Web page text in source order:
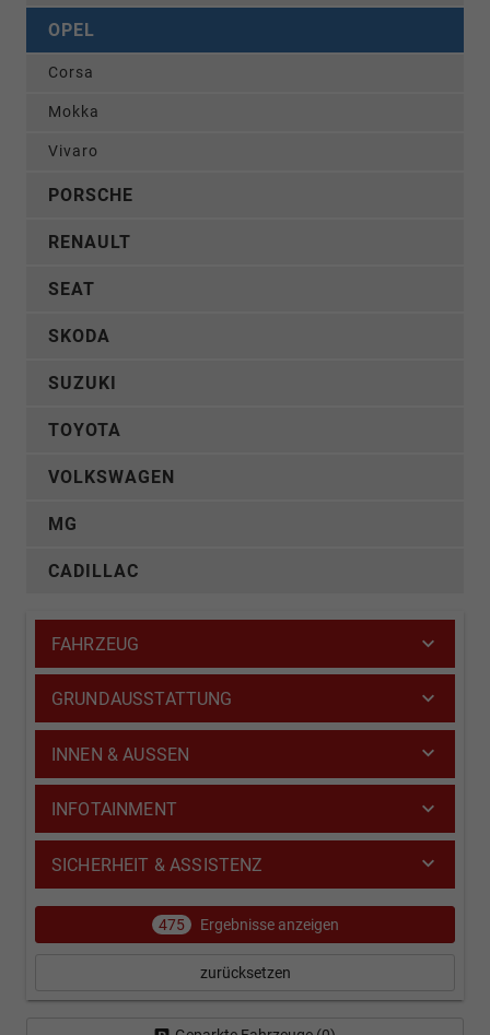
OPEL
Corsa
Mokka
Vivaro
PORSCHE
RENAULT
SEAT
SKODA
SUZUKI
TOYOTA
VOLKSWAGEN
MG
CADILLAC
FAHRZEUG
GRUNDAUSSTATTUNG
INNEN & AUSSEN
INFOTAINMENT
SICHERHEIT & ASSISTENZ
475 Ergebnisse anzeigen
zurücksetzen